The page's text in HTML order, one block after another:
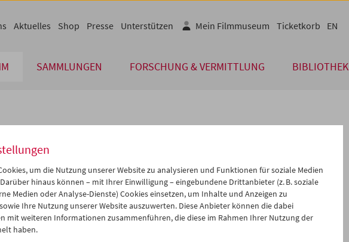
SAMMLUNGEN FORSCHUNG & VERMITTLUNG BIBLIOTHEK
Aktuelles Shop Presse Unterstützen Mein Filmmuseum Ticketkorb EN
Apr 2027 >>
Mi Do Fr Sa So
31 01 02 03
04
07 08 09 10
11
14 15
iCalender
Programmheft-PDF
English language or subtitles
um die Nutzung unserer Website zu analysieren und Funktionen für soziale Medien
hinaus können – mit Ihrer Einwilligung – eingebundene Drittanbieter (z. B. soziale
Medien oder Analyse-Dienste) Cookies einsetzen, um Inhalte und Anzeigen zu
Ihre Nutzung unserer Website auszuwerten. Diese Anbieter können die dabei
mit weiteren Informationen zusammenführen, die diese im Rahmen Ihrer Nutzung der
haben.